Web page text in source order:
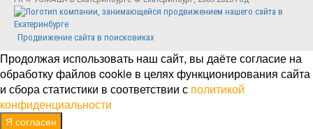
Продвижение сайта в поисковиках
Продолжая использовать наш сайт, вы даёте согласие на
обработку файлов cookie в целях функционирования сайта
и сбора статистики в соответствии с политикой
конфиденциальности
Я согласен